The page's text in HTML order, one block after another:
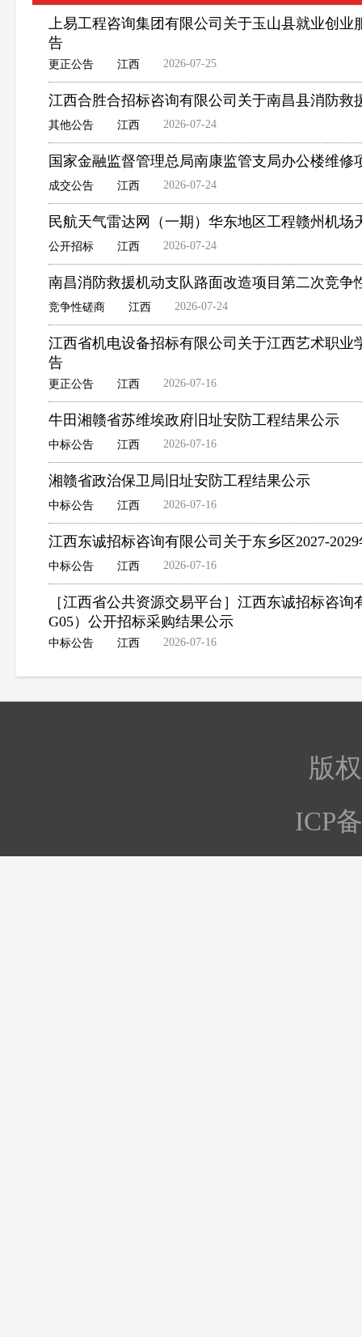
上易工程咨询集团有限公司关于玉山县就业创业
告
更正公告 江西 2026-07-25
江西合胜合招标咨询有限公司关于南昌县消防救
其他公告 江西 2026-07-24
国家金融监督管理总局南康监管支局办公楼维修
成交公告 江西 2026-07-24
民航天气雷达网（一期）华东地区工程赣州机
公开招标 江西 2026-07-24
南昌消防救援机动支队路面改造项目第二次竞争
竞争性磋商 江西 2026-07-24
江西省机电设备招标有限公司关于江西艺术职业
告
更正公告 江西 2026-07-16
牛田湘赣省苏维埃政府旧址安防工程结果公示
中标公告 江西 2026-07-16
湘赣省政治保卫局旧址安防工程结果公示
中标公告 江西 2026-07-16
江西东诚招标咨询有限公司关于东乡区2027-
中标公告 江西 2026-07-16
［江西省公共资源交易平台］江西东诚招标咨
G05）公开招标采购结果公示
中标公告 江西 2026-07-16
版
ICP